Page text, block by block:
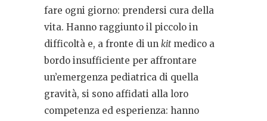
fare ogni giorno: prendersi cura della
vita. Hanno raggiunto il piccolo in
difficoltà e, a fronte di un kitmedico a
bordo insufficiente per affrontare
un’emergenza pediatrica di quella
gravità, si sono affidati alla loro
competenza ed esperienza: hanno